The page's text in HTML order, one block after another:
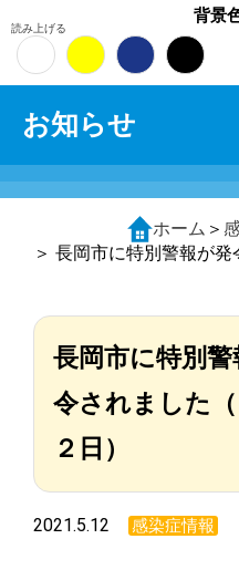
読み上げる
背景
お知らせ
ホーム ＞
＞ 長岡市に特別警報が発
長岡市に特別
令されました（
２日）
2021.5.12 感染症情報